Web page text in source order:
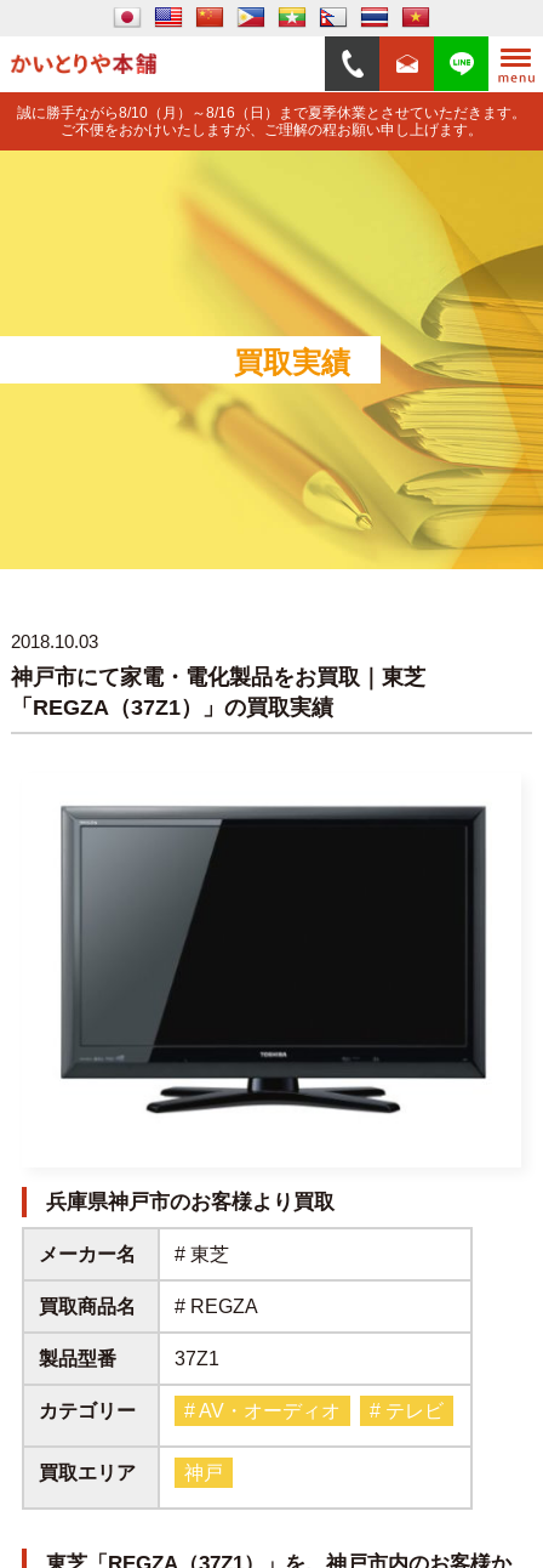
誠に勝手ながら8/10（月）～8/16（日）まで夏季休業とさせていただきます。
ご不便をおかけいたしますが、ご理解の程お願い申し上げます。
買取実績
2018.10.03
神戸市にて家電・電化製品をお買取｜東芝
「REGZA（37Z1）」の買取実績
兵庫県神戸市のお客様より買取
メーカー名 # 東芝
買取商品名 # REGZA
製品型番 37Z1
カテゴリー # AV・オーディオ # テレビ
買取エリア 神戸
東芝「REGZA（37Z1）」を、神戸市内のお客様か